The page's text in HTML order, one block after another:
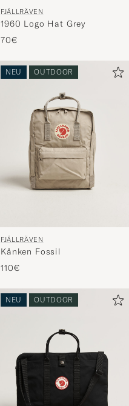
FJÄLLRÄVEN
1960 Logo Hat Grey
70€
NEU OUTDOOR
FJÄLLRÄVEN
Kånken Fossil
110€
NEU OUTDOOR